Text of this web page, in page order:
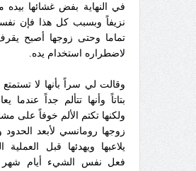
في النهاية بفض غشائها بيده
نزيفاً وبسبب كل هذا فإن
تماما وحتى زوجها أصبح
لاضطراره استخدام يده.
وقالت لي سراً بأنها لا تستمتع
بتاتاً وأنها تتألم جداً عندما
ولكنها تكتم الألم خوفاً على
زوجها رومانسي لأبعد الحدود
يلاعبها ويهدئها قبل العملية
فعل نفس الشيء أيام